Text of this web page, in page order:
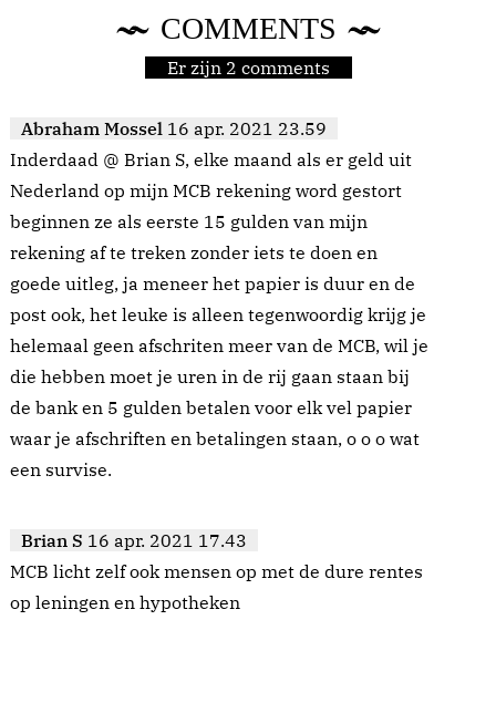
COMMENTS
Er zijn 2 comments
Abraham Mossel 16 apr. 2021 23.59
Inderdaad @ Brian S, elke maand als er geld uit
Nederland op mijn MCB rekening word gestort
beginnen ze als eerste 15 gulden van mijn
rekening af te treken zonder iets te doen en
goede uitleg, ja meneer het papier is duur en de
post ook, het leuke is alleen tegenwoordig krijg je
helemaal geen afschriten meer van de MCB, wil je
die hebben moet je uren in de rij gaan staan bij
de bank en 5 gulden betalen voor elk vel papier
waar je afschriften en betalingen staan, o o o wat
een survise.
Brian S 16 apr. 2021 17.43
MCB licht zelf ook mensen op met de dure rentes
op leningen en hypotheken